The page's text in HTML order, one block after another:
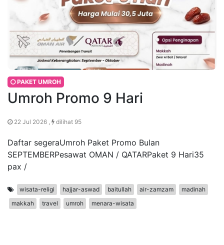
PAKET UMROH
Umroh Promo 9 Hari
22 Jul 2026 , dilihat 95
Daftar segeraUmroh Paket Promo Bulan
SEPTEMBERPesawat OMAN / QATARPaket 9 Hari35
pax /
wisata-religi hajjar-aswad baitullah air-zamzam
madinah
makkah
travel umroh menara-wisata